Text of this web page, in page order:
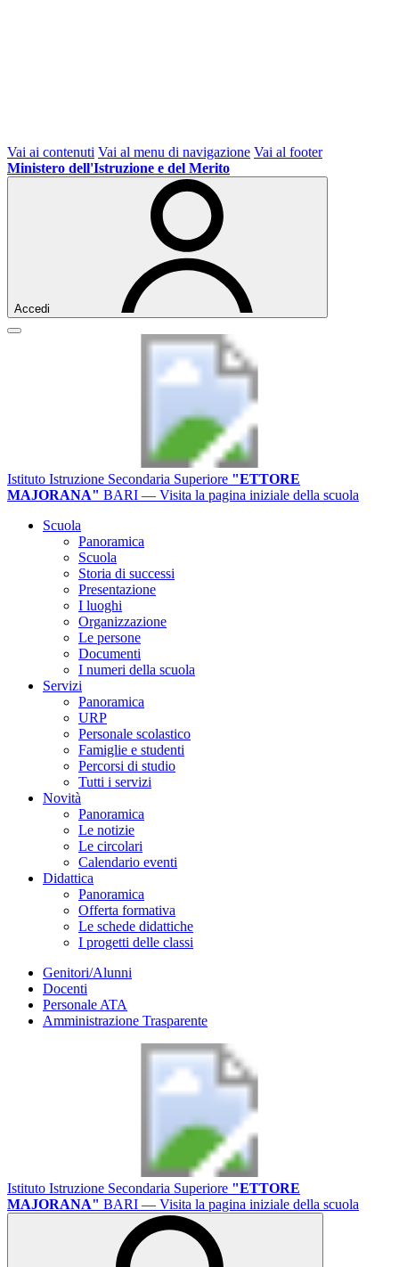
Vai ai contenuti Vai al menu di navigazione Vai al footer
Ministero dell'Istruzione e del Merito
Accedi
Istituto Istruzione Secondaria Superiore "ETTORE
MAJORANA" BARI — Visita la pagina iniziale della scuola
Scuola
Panoramica
Scuola
Storia di successi
Presentazione
I luoghi
Organizzazione
Le persone
Documenti
I numeri della scuola
Servizi
Panoramica
URP
Personale scolastico
Famiglie e studenti
Percorsi di studio
Tutti i servizi
Novità
Panoramica
Le notizie
Le circolari
Calendario eventi
Didattica
Panoramica
Offerta formativa
Le schede didattiche
I progetti delle classi
Genitori/Alunni
Docenti
Personale ATA
Amministrazione Trasparente
Istituto Istruzione Secondaria Superiore "ETTORE
MAJORANA" BARI — Visita la pagina iniziale della scuola